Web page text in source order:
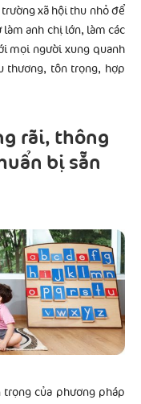
xã hội thu nhỏ để
làm anh chị lớn, làm các
mọi người xung quanh
thương, tôn trọng, hợp
rãi, thông
bị sẵn
của phương pháp